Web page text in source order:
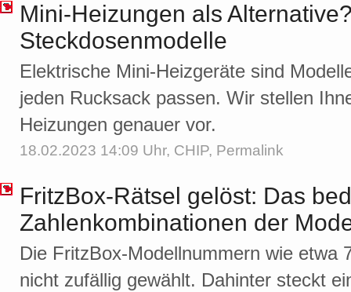
Mini-Heizungen als
Steckdosenmodelle
Elektrische Mini-Heizgeräte sind
jeden Rucksack passen. Wir stellen
Heizungen genauer vor.
18.02.2023 14:09 Uhr, CHIP, Permalink
FritzBox-Rätsel gelöst: Das
Zahlenkombinationen der
Die FritzBox-Modellnummern wie etwa
nicht zufällig gewählt. Dahinter steckt